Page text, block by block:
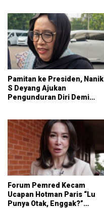
Pamitan ke Presiden, Nanik
S Deyang Ajukan
Pengunduran Diri Demi
Forum Pemred Kecam
Ucapan Hotman Paris “Lu
Punya Otak, Enggak?”